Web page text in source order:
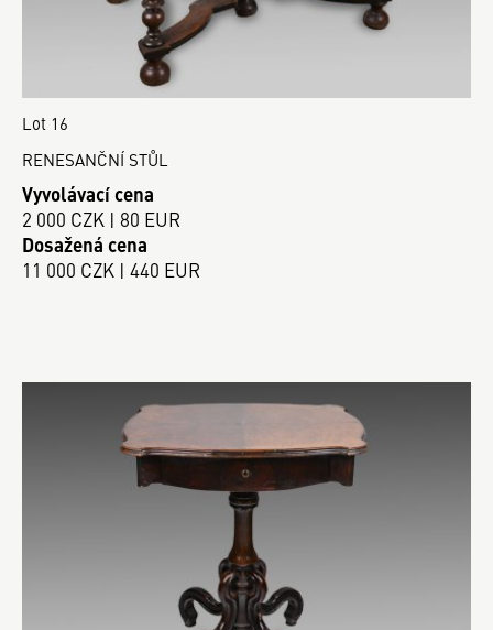
Lot 16
RENESANČNÍ STŮL
Vyvolávací cena
2 000 CZK | 80 EUR
Dosažená cena
11 000 CZK | 440 EUR